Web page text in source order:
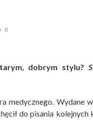
0
dobrym stylu?
medycznego. Wydane
do pisania kolejnych